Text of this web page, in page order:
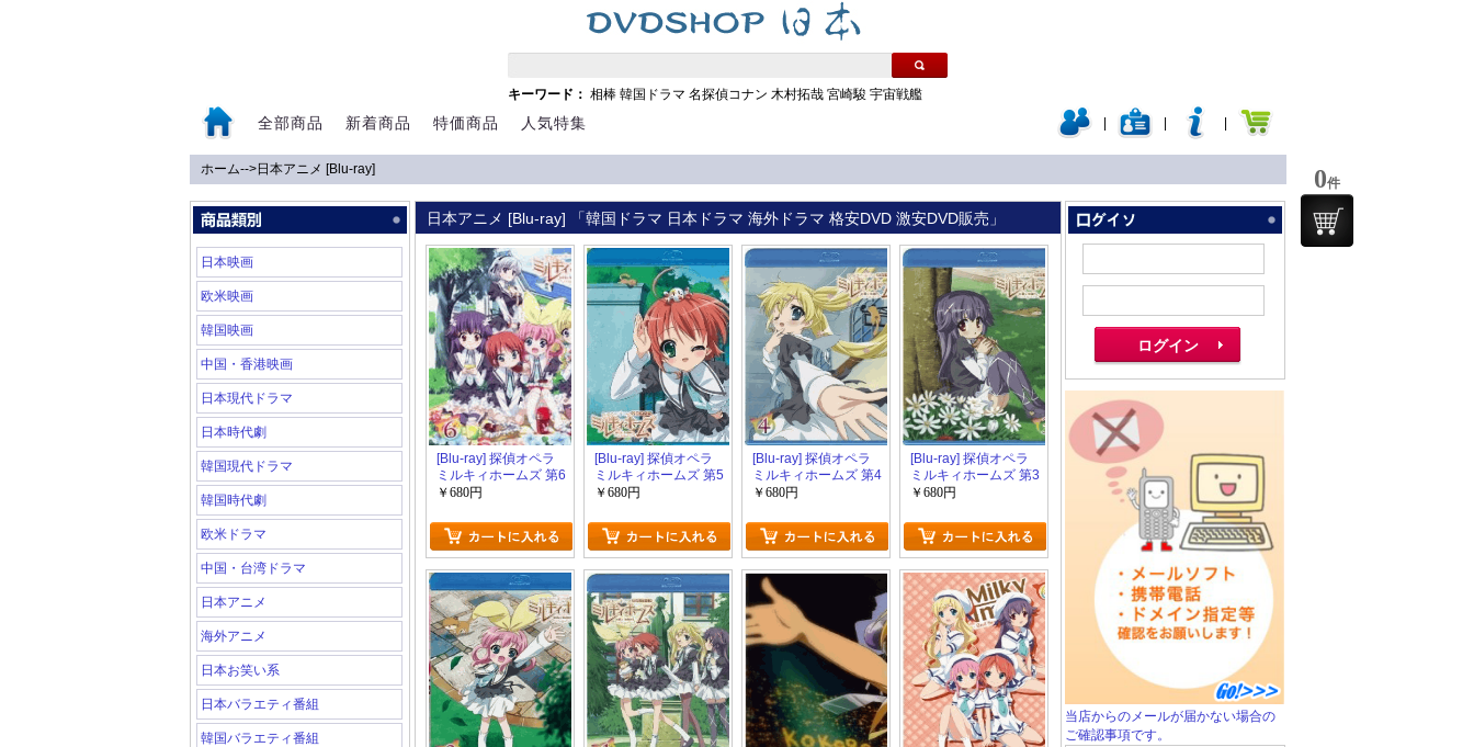
キーワード： 相棒 韓国ドラマ 名探偵コナン 木村拓哉 宮崎駿 宇宙戦艦
全部商品 新着商品 特価商品 人気特集
ホーム-->日本アニメ [Blu-ray]
日本映画
欧米映画
韓国映画
中国・香港映画
日本現代ドラマ
日本時代劇
韓国現代ドラマ
韓国時代劇
欧米ドラマ
中国・台湾ドラマ
日本アニメ
海外アニメ
日本お笑い系
日本バラエティ番組
韓国バラエティ番組
日本アニメ [Blu-ray] 「韓国ドラマ 日本ドラマ 海外ドラマ 格安DVD 激安DVD販売」
[Blu-ray] 探偵オペラ
ミルキィホームズ 第6
巻
￥680円
[Blu-ray] 探偵オペラ
ミルキィホームズ 第5
巻
￥680円
[Blu-ray] 探偵オペラ
ミルキィホームズ 第4
巻
￥680円
[Blu-ray] 探偵オペラ
ミルキィホームズ 第3
巻
￥680円
当店からのメールが届かない場合の
ご確認事項です。
0件
0